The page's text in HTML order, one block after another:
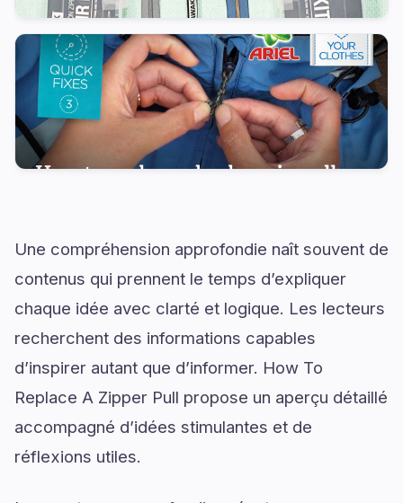
Une compréhension approfondie naît souvent de
contenus qui prennent le temps d’expliquer
chaque idée avec clarté et logique. Les lecteurs
recherchent des informations capables
d’inspirer autant que d’informer. How To
Replace A Zipper Pull propose un aperçu détaillé
accompagné d’idées stimulantes et de
réflexions utiles.